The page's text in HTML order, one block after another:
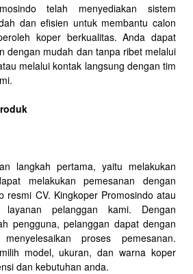
telah menyediakan sistem
dan efisien untuk membantu calon
koper berkualitas. Anda dapat
dengan mudah dan tanpa ribet melalui
melalui kontak langsung dengan tim
langkah pertama, yaitu melakukan
melakukan pemesanan dengan
resmi CV. Kingkoper Promosindo atau
layanan pelanggan kami. Dengan
pengguna, pelanggan dapat dengan
proses pemesanan.
model, ukuran, dan warna koper
dan kebutuhan anda.